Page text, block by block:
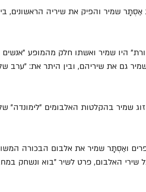
הזמרת אַסְתָּר שמיר והפיק את שיריה
גם את שיריהם, ובין היתר את: "ערב של
בני הזוג שמיר בהקלטות האלבומים
1977 הוציאו אפרים ואַסְתָּר שמיר את אלבום
שירי האלבום, פרט לשיר "בוא ונשחק